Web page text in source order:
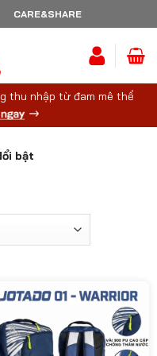
CARE&SHARE
thu nhập từ đam mê thể
bật